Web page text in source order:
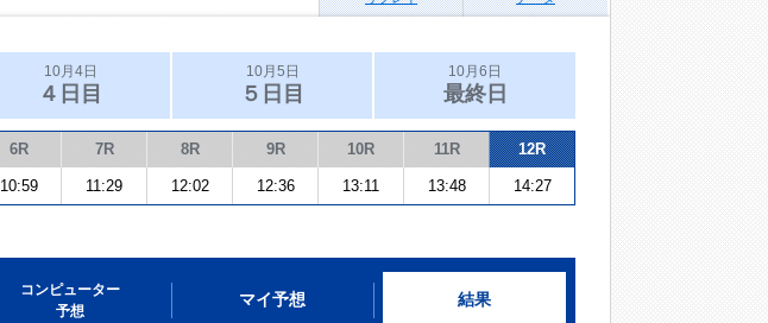
10月4日
４日目
10月5日
５日目
10月6日
最終日
6R 7R 8R 9R 10R 11R 12R
10:59 11:29 12:02 12:36 13:11 13:48 14:27
コンピューター
予想
マイ予想 結果